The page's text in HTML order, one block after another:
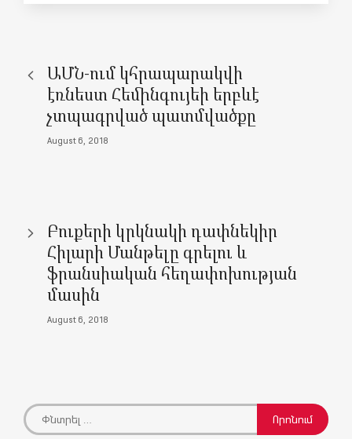
ԱՄՆ-ում կհրապարակվի
էռնեստ Հեմինգույեի երբևէ
չտպագրված պատմվածքը
August 6, 2018
Բուքերի կրկնակի դափնեկիր
Հիլարի Մանթելը գրելու և
ֆրանսիական հեղափոխության
մասին
August 6, 2018